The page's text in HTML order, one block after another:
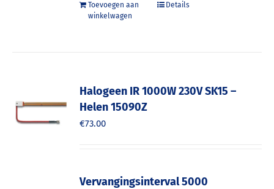
Toevoegen aan
winkelwagen
Details
Halogeen IR 1000W 230V SK15 –
Helen 15090Z
€73.00
Vervangingsinterval 5000